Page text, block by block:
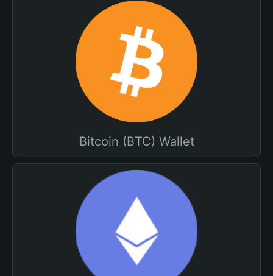
Bitcoin (BTC) Wallet